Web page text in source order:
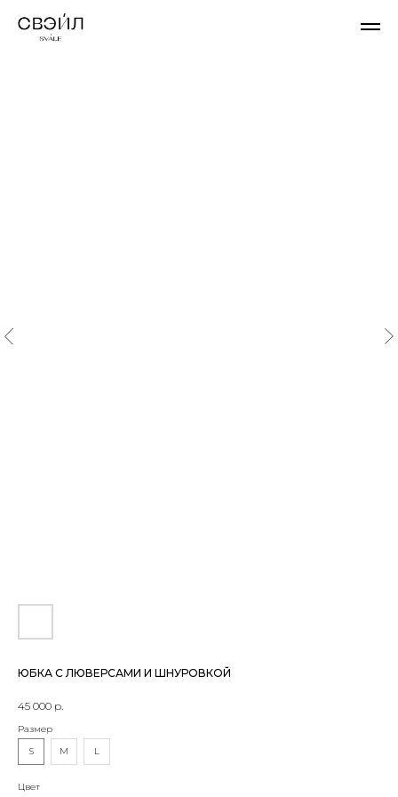
ЮБКА С ЛЮВЕРСАМИ И ШНУРОВКОЙ
45 000 р.
Размер
S
M L
Цвет